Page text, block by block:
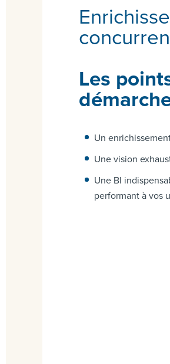
Les
Un
Une vision
Une BI
performant à vos